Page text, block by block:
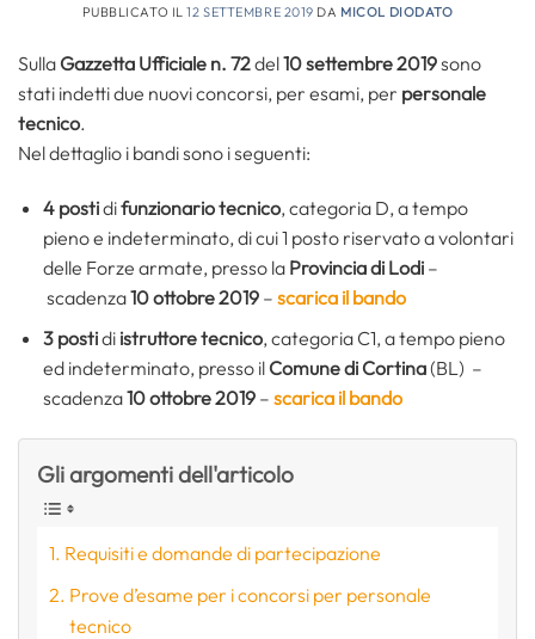
PUBBLICATO IL12 SETTEMBRE 2019 DA MICOL DIODATO
Sulla Gazzetta Ufficiale n. 72del10 settembre 2019sono
stati indetti due nuovi concorsi, per esami, per personale
tecnico.
Nel dettaglio i bandi sono i seguenti:
4 postidifunzionario tecnico, categoria D, a tempo
pieno e indeterminato, di cui 1 posto riservato a volontari
delle Forze armate, presso la Provincia di Lodi –
scadenza10 ottobre 2019– scarica il bando
3 postidi istruttore tecnico, categoria C1, a tempo pieno
ed indeterminato, presso il Comune di Cortina(BL) –
scadenza10 ottobre 2019– scarica il bando
Gli argomenti dell'articolo
Requisiti e domande di partecipazione
Prove d’esame per i concorsi per personale
tecnico